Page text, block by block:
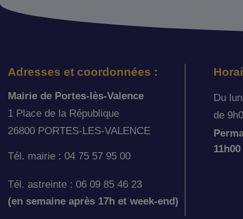
Adresses et coordonnées :
Mairie de Portes-lès-Valence
1 Place de la République
26800 PORTES-LES-VALENCE
Tél. mairie : 04 75 57 95 00
Tél. astreinte : 06 09 85 46 23
(en semaine après 17h et week-end)
Du
de
11h00